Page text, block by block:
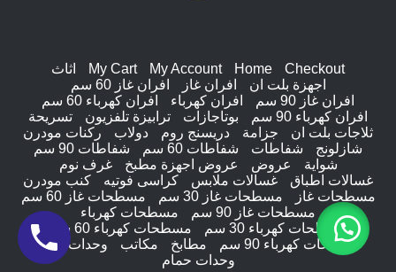
Checkout
Home
My Account
My Cart
اثاث
اجهزة بلت ان
افران غاز
افران غاز 60 سم
افران غاز 90 سم
افران كهرباء
افران كهرباء 60 سم
افران كهرباء 90 سم
بوتاجازات ترابيزة تلفزيون
تسريحة
ثلاجات بلت ان
جزامة دريسنج روم دولاب
ركنات مودرن
شازلونج
شفاطات شفاطات 60 سم
شفاطات 90 سم
شواية
عروض عروض اجهزة مطبخ
غرف نوم
غسالات اطباق
غسالات ملابس كراسى فوتيه
كنب مودرن
مسطحات غاز
مسطحات غاز 30 سم
مسطحات غاز 60 سم
مسطحات غاز 90 سم
مسطحات كهرباء
مسطحات كهرباء 30 سم
مسطحات كهرباء 60 سم
مسطحات كهرباء 90 سم
مطابخ مكاتب
وحدات ادراج
وحدات حمام